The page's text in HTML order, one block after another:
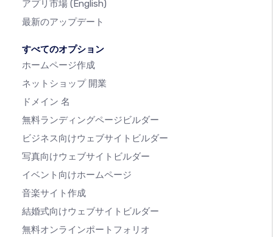
アプリ市場 (English)
最新のアップデート
すべてのオプション
ホームページ作成
ネットショップ 開業
ドメイン 名
無料ランディングページビルダー
ビジネス向けウェブサイトビルダー
写真向けウェブサイトビルダー
イベント向けホームページ
音楽サイト作成
結婚式向けウェブサイトビルダー
無料オンラインポートフォリオ